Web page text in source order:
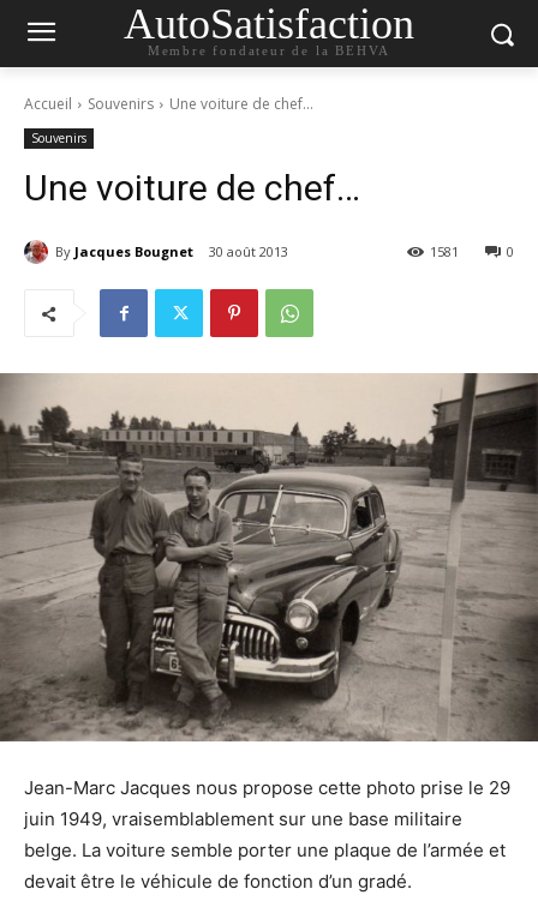
AutoSatisfaction
Membre fondateur de la BEHVA
Accueil Souvenirs Une voiture de chef…
Souvenirs
Une voiture de chef…
By Jacques Bougnet 30 août 2013 0
1581
Jean-Marc Jacques nous propose cette photo prise le 29
juin 1949, vraisemblablement sur une base militaire
belge. La voiture semble porter une plaque de l’armée et
devait être le véhicule de fonction d’un gradé.